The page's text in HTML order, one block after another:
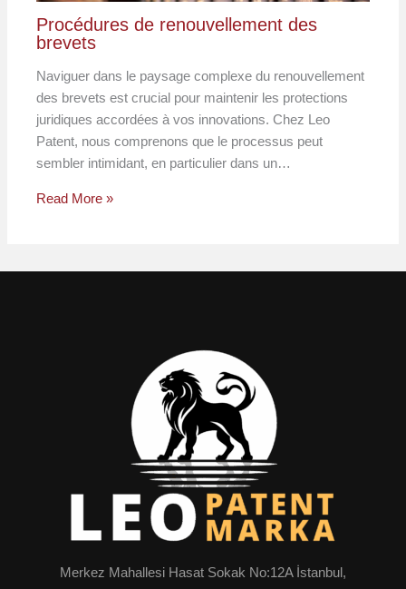
Procédures de renouvellement des
brevets
Naviguer dans le paysage complexe du renouvellement
des brevets est crucial pour maintenir les protections
juridiques accordées à vos innovations. Chez Leo
Patent, nous comprenons que le processus peut
sembler intimidant, en particulier dans un…
Read More »
Merkez Mahallesi Hasat Sokak No:12A İstanbul,